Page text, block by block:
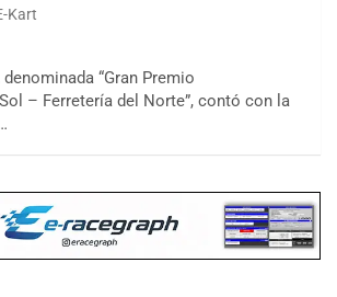
Kart
“Gran Premio
– Ferretería del Norte”, contó con la